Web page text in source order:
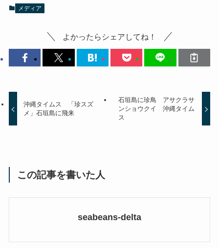
メディア
よかったらシェアしてね！
沖縄タイムス 「珍スズ
メ」石垣島に飛来
石垣島に珍鳥 アサクラサ
ンショウクイ 沖縄タイム
ス
この記事を書いた人
seabeans-delta